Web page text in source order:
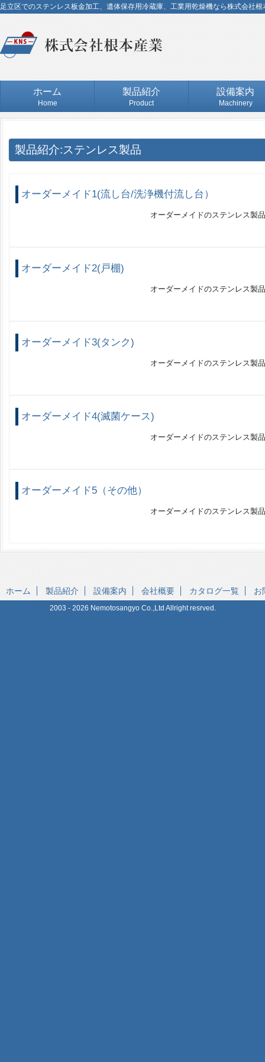
足立区でのステンレス板金加工、遺体保存用冷蔵庫、工業用乾燥機なら株式会社
ホーム
Home
製品紹介
Product
設備案内
Machinery
製品紹介:ステンレス製品
オーダーメイド1(流し台/洗浄機付流し台）
オーダーメイドのステンレス製
オーダーメイド2(戸棚)
オーダーメイドのステンレス製
オーダーメイド3(タンク)
オーダーメイドのステンレス製
オーダーメイド4(滅菌ケース)
オーダーメイドのステンレス製
オーダーメイド5（その他）
オーダーメイドのステンレス製
ホーム 製品紹介 設備案内 会社概要 カタログ一覧 お
2003 - 2026 Nemotosangyo Co.,Ltd Allright resrved.